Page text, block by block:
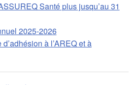
Santé plus jusqu’au 31
2025-2026
à l’AREQ et à